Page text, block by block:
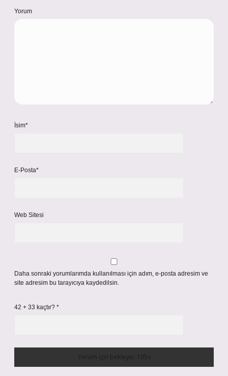
Yorum
İsim*
E-Posta*
Web Sitesi
Daha sonraki yorumlarımda kullanılması için adım, e-posta adresim ve
site adresim bu tarayıcıya kaydedilsin.
42 + 33 kaçtır? *